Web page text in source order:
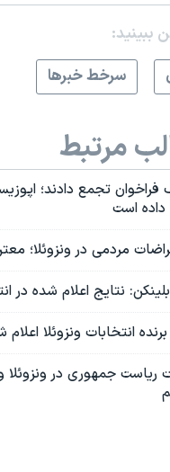
ببینید:
سرخط خبرها
مرتبط
تجمع دادند؛
است
مردمی در ونزوئلا؛
نتایج اعلام شده در
برنده انتخابات ونزوئلا
ریاست جمهوری در